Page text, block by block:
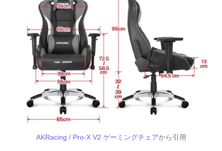
AKRacing / Pro-X V2 ゲーミングチェアから引用